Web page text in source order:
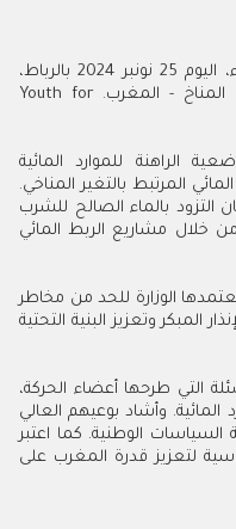
عقد الأستاذ نزار بركة،وزير التجهيز والماء، اليوم 25 نونبر 2024 بالرباط،
لقاءً مع أعضاء حركة الشباب من أجل المناخ - المغرب. Youth for
الراهنة للموارد المائية
المرتبط بالتغير المناخي.
التزود بالماء الصالح للشرب
ومياه الري بنسبة 80%، من خلال مشاريع الربط المائي
تعتمدها الوزارة للحد من مخاطر
المبكر وتعزيز البنية التحتية
التي طرحها أعضاء الحركة،
المائية. وأشاد بوعيهم العالي
الوطنية. كما اعتبر
لتعزيز قدرة المغرب على